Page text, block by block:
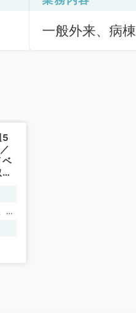
一般外来、病
5
ベ
呼
内